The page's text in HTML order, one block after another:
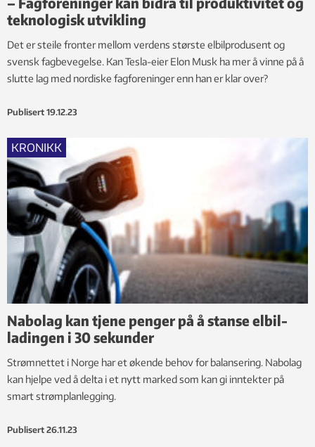
teknologisk utvikling
Det er steile fronter mellom verdens største elbilprodusent og
svensk fagbevegelse. Kan Tesla-eier Elon Musk ha mer å vinne på å
slutte lag med nordiske fagforeninger enn han er klar over?
Publisert 19.12.23
KRONIKK
Nabolag kan tjene penger på å stanse elbil-
ladingen i 30 sekunder
Strømnettet i Norge har et økende behov for balansering. Nabolag
kan hjelpe ved å delta i et nytt marked som kan gi inntekter på
smart strømplanlegging.
Publisert 26.11.23